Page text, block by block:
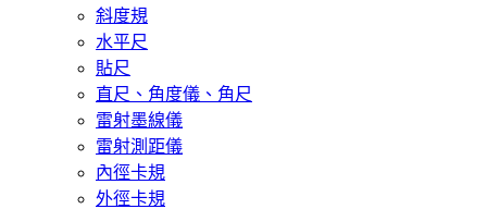
斜度規
水平尺
貼尺
直尺、角度儀、角尺
雷射墨線儀
雷射測距儀
內徑卡規
外徑卡規